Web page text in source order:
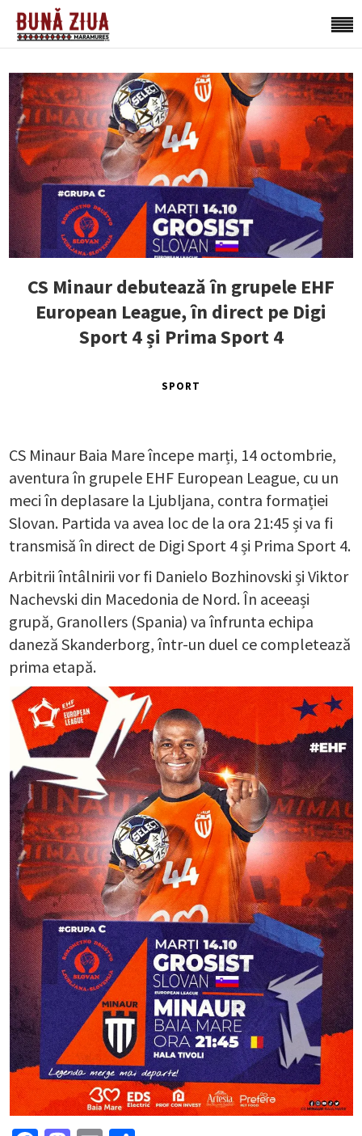
CS Minaur debutează în grupele EHF
European League, în direct pe Digi
Sport 4 și Prima Sport 4
SPORT
CS Minaur Baia Mare începe marți, 14 octombrie,
aventura în grupele EHF European League, cu un
meci în deplasare la Ljubljana, contra formației
Slovan. Partida va avea loc de la ora 21:45 și va fi
transmisă în direct de Digi Sport 4 și Prima Sport 4.
Arbitrii întâlnirii vor fi Danielo Bozhinovski și Viktor
Nachevski din Macedonia de Nord. În aceeași
grupă, Granollers (Spania) va înfrunta echipa
daneză Skanderborg, într-un duel ce completează
prima etapă.